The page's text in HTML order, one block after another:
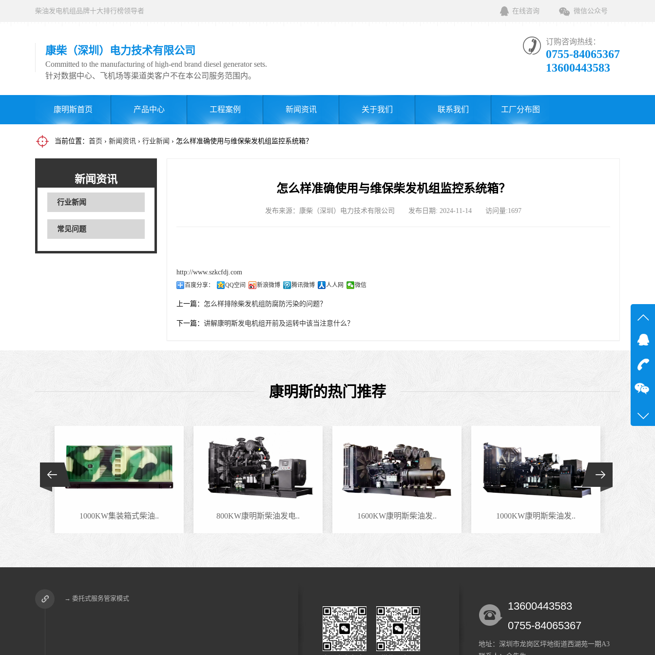
柴油发电机组品牌十大排行榜领导者 在线咨询 微信公众号
康柴（深圳）电力技术有限公司
Committed to the manufacturing of high-end brand diesel generator sets.
针对数据中心、飞机场等渠道类客户不在本公司服务范围内。
订购咨询热线：
0755-84065367
13600443583
康明斯首页 产品中心 工程案例 新闻资讯 关于我们 联系我们 工厂分布图
当前位置： 首页 › 新闻资讯 › 行业新闻 › 怎么样准确使用与维保柴发机组监控系统箱？
新闻资讯
行业新闻
常见问题
怎么样准确使用与维保柴发机组监控系统箱？
发布来源：康柴（深圳）电力技术有限公司 发布日期: 2024-11-14 访问量:1697
http://www.szkcfdj.com
百度分享： QQ空间 新浪微博 腾讯微博 人人网 微信
上一篇： 怎么样排除柴发机组防腐防污染的问题？
下一篇： 讲解康明斯发电机组开前及运转中该当注意什么？
康明斯的热门推荐
800KW康明斯柴油发电.. 1600KW康明斯柴油发.. 1000KW康明斯柴油发.. 600KW康明斯柴油发电..
→ 委托式服务管家模式
13600443583
0755-84065367
地址：深圳市龙岗区坪地街道西湖苑一期A3
在线
在
咨询